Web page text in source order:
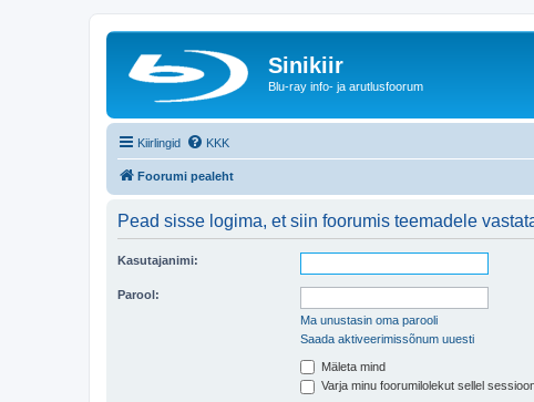
Sinikiir
Blu-ray info- ja arutlusfoorum
Kiirlingid KKK
Foorumi pealeht
Pead sisse logima, et siin foorumis teemadele
Kasutajanimi:
Parool:
Ma unustasin oma parooli
Saada aktiveerimissõnum uuesti
Mäleta mind
Varja minu foorumilolekut sellel